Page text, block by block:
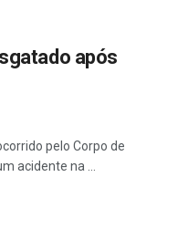
após
pelo Corpo de
acidente na ...